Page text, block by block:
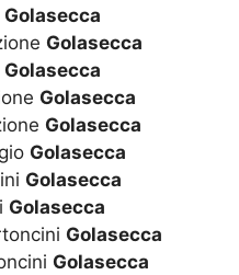
Golasecca
Golasecca
Golasecca
Golasecca
Golasecca
Golasecca
Golasecca
Golasecca
Golasecca
Golasecca